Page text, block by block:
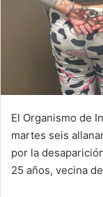
El Organismo de
martes seis
por la
25 años, vecina